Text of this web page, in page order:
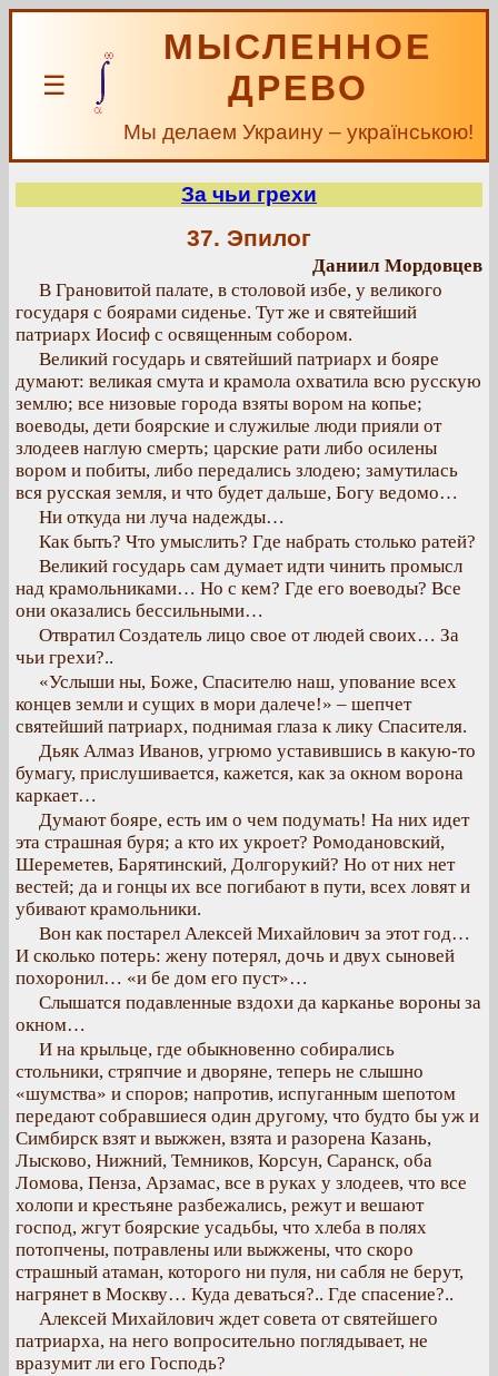
☰
МЫСЛЕННОЕ
ДРЕВО
Мы делаем Украину – українською!
За чьи грехи
37. Эпилог
Даниил Мордовцев
В Грановитой палате, в столовой избе, у великого
государя с боярами сиденье. Тут же и святейший
патриарх Иосиф с освященным собором.
Великий государь и святейший патриарх и бояре
думают: великая смута и крамола охватила всю русскую
землю; все низовые города взяты вором на копье;
воеводы, дети боярские и служилые люди прияли от
злодеев наглую смерть; царские рати либо осилены
вором и побиты, либо передались злодею; замутилась
вся русская земля, и что будет дальше, Богу ведомо…
Ни откуда ни луча надежды…
Как быть? Что умыслить? Где набрать столько ратей?
Великий государь сам думает идти чинить промысл
над крамольниками… Но с кем? Где его воеводы? Все
они оказались бессильными…
Отвратил Создатель лицо свое от людей своих… За
чьи грехи?..
«Услыши ны, Боже, Спасителю наш, упование всех
концев земли и сущих в мори далече!» – шепчет
святейший патриарх, поднимая глаза к лику Спасителя.
Дьяк Алмаз Иванов, угрюмо уставившись в какую-то
бумагу, прислушивается, кажется, как за окном ворона
каркает…
Думают бояре, есть им о чем подумать! На них идет
эта страшная буря; а кто их укроет? Ромодановский,
Шереметев, Барятинский, Долгорукий? Но от них нет
вестей; да и гонцы их все погибают в пути, всех ловят и
убивают крамольники.
Вон как постарел Алексей Михайлович за этот год…
И сколько потерь: жену потерял, дочь и двух сыновей
похоронил… «и бе дом его пуст»…
Слышатся подавленные вздохи да карканье вороны за
окном…
И на крыльце, где обыкновенно собирались
стольники, стряпчие и дворяне, теперь не слышно
«шумства» и споров; напротив, испуганным шепотом
передают собравшиеся один другому, что будто бы уж и
Симбирск взят и выжжен, взята и разорена Казань,
Лысково, Нижний, Темников, Корсун, Саранск, оба
Ломова, Пенза, Арзамас, все в руках у злодеев, что все
холопи и крестьяне разбежались, режут и вешают
господ, жгут боярские усадьбы, что хлеба в полях
потопчены, потравлены или выжжены, что скоро
страшный атаман, которого ни пуля, ни сабля не берут,
нагрянет в Москву… Куда деваться?.. Где спасение?..
Алексей Михайлович ждет совета от святейшего
патриарха, на него вопросительно поглядывает, не
вразумит ли его Господь?